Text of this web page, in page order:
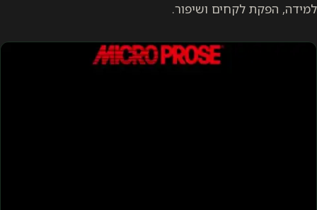
למידה, הפקת לקחים ושיפור.